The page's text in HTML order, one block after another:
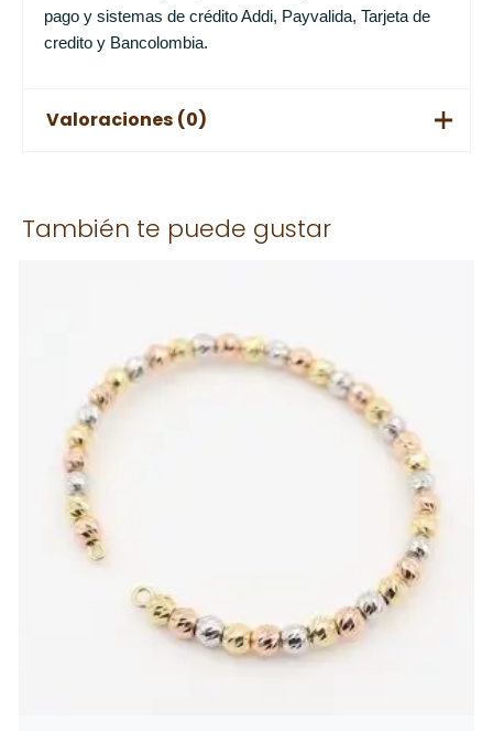
pago y sistemas de crédito Addi, Payvalida, Tarjeta de
credito y Bancolombia.
Valoraciones (0)
Solo los usuarios registrados que hayan comprado este
También te puede gustar